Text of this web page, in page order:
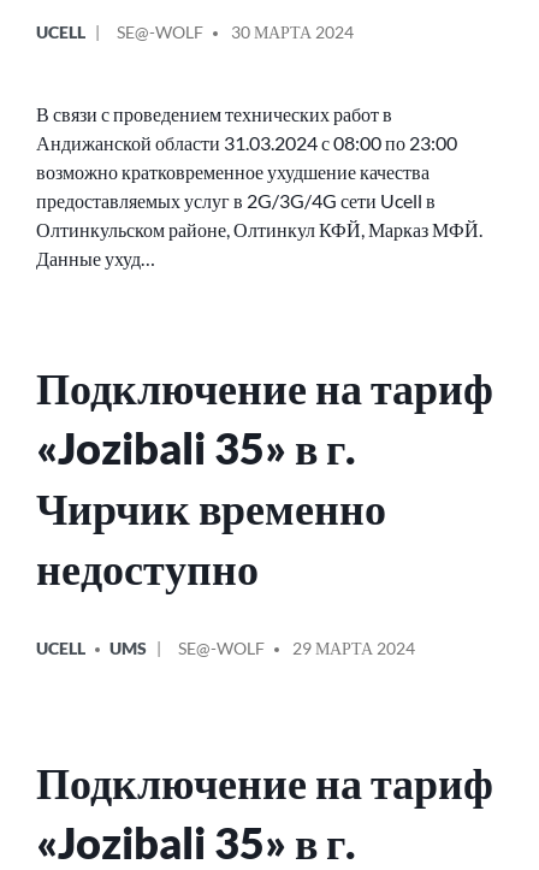
В
UCELL
ОТ
SE@-WOLF 30 МАРТА 2024
В связи с проведением технических работ в
Андижанской области 31.03.2024 с 08:00 по 23:00
возможно кратковременное ухудшение качества
предоставляемых услуг в 2G/3G/4G сети Ucell в
Олтинкульском районе, Олтинкул КФЙ, Марказ МФЙ.
Данные ухуд…
Подключение на тариф
«Jozibali 35» в г.
Чирчик временно
недоступно
В
UCELL UMS
ОТ
SE@-WOLF 29 МАРТА 2024
Подключение на тариф
«Jozibali 35» в г.